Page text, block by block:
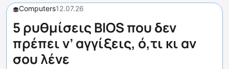
Computers12.07.26
5 ρυθμίσεις BIOS που δεν
πρέπει ν’ αγγίξεις, ό,τι κι αν
σου λένε